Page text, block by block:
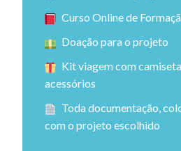
Curso Online de
Doação para o projeto
Kit viagem com
acessórios
Toda documentação,
com o projeto escolhido